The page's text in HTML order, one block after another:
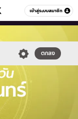
เข้าสู่ระบบสมาชิก
หมวดอื่นๆ
ตกลง